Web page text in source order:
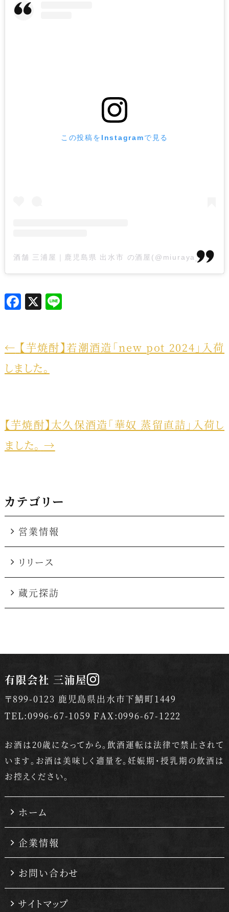
この投稿をInstagramで見る
酒舗 三浦屋｜鹿児島県 出水市 の酒屋(@miuraya_syotyu)がシェアした投稿
F
a
e
b
k
X L
e
← 【芋焼酎】若潮酒造「new pot 2024」入荷
しました。
【芋焼酎】太久保酒造「華奴 蒸留直詰」入荷し
ました。 →
カテゴリー
営業情報
リリース
蔵元探訪
有限会社 三浦屋
〒899-0123 鹿児島県出水市下鯖町1449
TEL:0996-67-1059 FAX:0996-67-1222
お酒は20歳になってから。飲酒運転は法律で禁止されて
います。 お酒は美味しく適量を。妊娠期・授乳期の飲酒は
お控えください。
ホーム
企業情報
お問い合わせ
サイトマップ